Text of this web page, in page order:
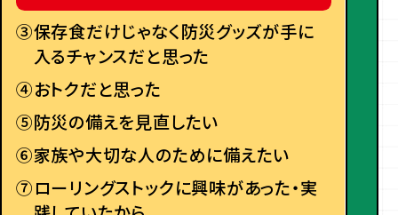
③保存食だけじゃなく防災グッズが手に
入るチャンスだと思った
④おトクだと思った
⑤防災の備えを見直したい
⑥家族や大切な人のために備えたい
⑦ローリングストックに興味があった・実